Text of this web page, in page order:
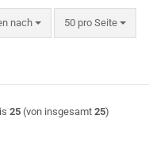
nach
nach 50 pro Seite
pro Seite
25 (von insgesamt 25)